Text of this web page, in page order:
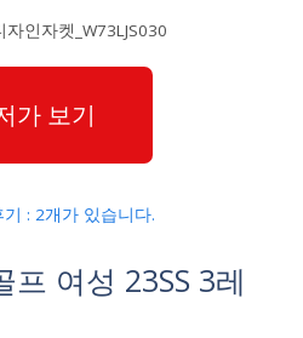
인자켓_W73LJS030
가 보기
: 2개가 있습니다.
여성 23SS 3레